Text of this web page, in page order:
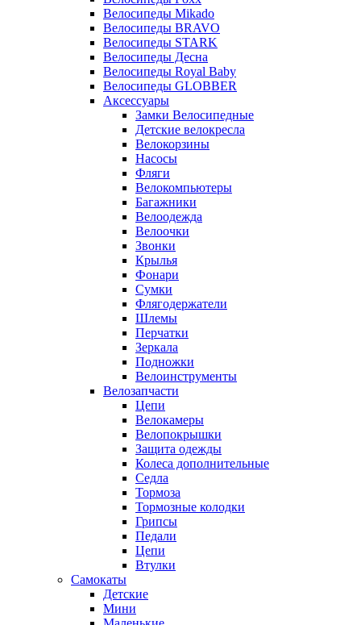
Велосипеды Mikado
Велосипеды BRAVO
Велосипеды STARK
Велосипеды Десна
Велосипеды Royal Baby
Велосипеды GLOBBER
Аксессуары
Замки Велосипедные
Детские велокресла
Велокорзины
Насосы
Фляги
Велокомпьютеры
Багажники
Велоодежда
Велоочки
Звонки
Крылья
Фонари
Сумки
Флягодержатели
Шлемы
Перчатки
Зеркала
Подножки
Велоинструменты
Велозапчасти
Цепи
Велокамеры
Велопокрышки
Защита одежды
Колеса дополнительные
Седла
Тормоза
Тормозные колодки
Грипсы
Педали
Цепи
Втулки
Самокаты
Детские
Мини